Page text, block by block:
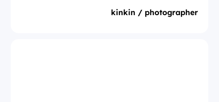
kinkin / photographer